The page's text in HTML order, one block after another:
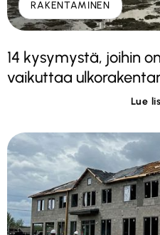
RAKENTAMINEN
14 kysymystä, joihin
vaikuttaa
Lue